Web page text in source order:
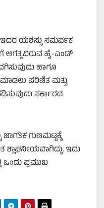
ಯಶಸ್ಸು ಸಮರ್ಪಕ
ಅಗತ್ಯವಿರುವ ಹೈ-ಎಂಡ್
ಹಾಗೂ
ಪರಿಣಿತ ಮತ್ತು
ಸರ್ಕಾರದ
ಜಾಗತಿಕ ಗುಣಮಟ್ಟಕ್ಕೆ
ಇದು
ಒಂದು ಪ್ರಮುಖ